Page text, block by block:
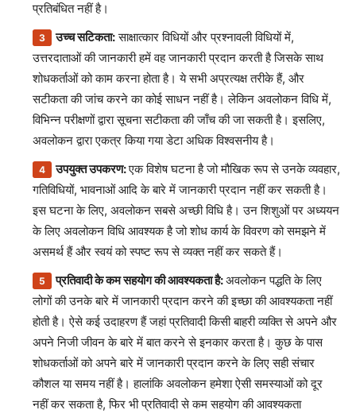
प्रतिबंधित नहीं है।
उच्च सटिकता:साक्षात्कार विधियों और प्रश्नावली विधियों में,
उत्तरदाताओं की जानकारी हमें वह जानकारी प्रदान करती है जिसके साथ
शोधकर्ताओं को काम करना होता है। ये सभी अप्रत्यक्ष तरीके हैं, और
सटीकता की जांच करने का कोई साधन नहीं है। लेकिन अवलोकन विधि में,
विभिन्न परीक्षणों द्वारा सूचना सटीकता की जाँच की जा सकती है। इसलिए,
अवलोकन द्वारा एकत्र किया गया डेटा अधिक विश्वसनीय है।
उपयुक्त उपकरण:एक विशेष घटना है जो मौखिक रूप से उनके व्यवहार,
गतिविधियों, भावनाओं आदि के बारे में जानकारी प्रदान नहीं कर सकती है।
इस घटना के लिए, अवलोकन सबसे अच्छी विधि है। उन शिशुओं पर अध्ययन
के लिए अवलोकन विधि आवश्यक है जो शोध कार्य के विवरण को समझने में
असमर्थ हैं और स्वयं को स्पष्ट रूप से व्यक्त नहीं कर सकते हैं।
प्रतिवादी के कम सहयोग की आवश्यकता है:अवलोकन पद्धति के लिए
लोगों की उनके बारे में जानकारी प्रदान करने की इच्छा की आवश्यकता नहीं
होती है। ऐसे कई उदाहरण हैं जहां प्रतिवादी किसी बाहरी व्यक्ति से अपने और
अपने निजी जीवन के बारे में बात करने से इनकार करता है। कुछ के पास
शोधकर्ताओं को अपने बारे में जानकारी प्रदान करने के लिए सही संचार
कौशल या समय नहीं है। हालांकि अवलोकन हमेशा ऐसी समस्याओं को दूर
नहीं कर सकता है, फिर भी प्रतिवादी से कम सहयोग की आवश्यकता